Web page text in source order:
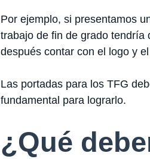
Por ejemplo, si presentamos
trabajo de fin de grado tendría
después contar con el logo y
Las portadas para los TFG
fundamental para lograrlo.
¿Qué